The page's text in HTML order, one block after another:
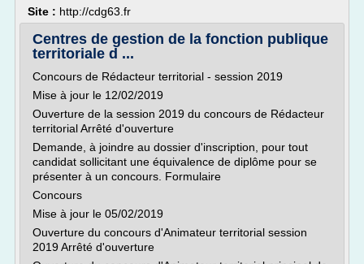
Site : http://cdg63.fr
Centres de gestion de la fonction publique
territoriale d ...
Concours de Rédacteur territorial - session 2019
Mise à jour le 12/02/2019
Ouverture de la session 2019 du concours de Rédacteur
territorial Arrêté d'ouverture
Demande, à joindre au dossier d'inscription, pour tout
candidat sollicitant une équivalence de diplôme pour se
présenter à un concours. Formulaire
Concours
Mise à jour le 05/02/2019
Ouverture du concours d'Animateur territorial session
2019 Arrêté d'ouverture